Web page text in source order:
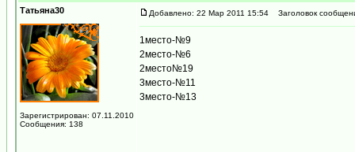
Татьяна30
Зарегистрирован: 07.11.2010
Сообщения: 138
Добавлено: 22 Мар 2011 15:54 Заголовок
1место-№9
2место-№6
2место№19
3место-№11
3место-№13